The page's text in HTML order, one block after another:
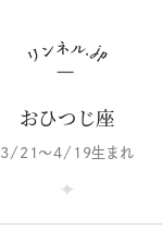
おひつじ座
3/21～4/19生まれ